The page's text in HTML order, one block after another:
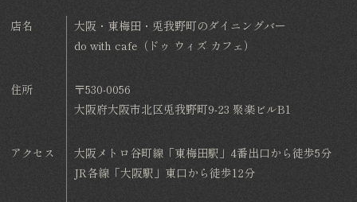
店名
大阪・東梅田・兎我野町のダイニングバー
do with cafe（ドゥ ウィズ カフェ）
住所
〒530-0056
大阪府大阪市北区兎我野町9-23 聚楽ビルB1
アクセス
大阪メトロ谷町線「東梅田駅」4番出口から徒歩5分
JR各線「大阪駅」東口から徒歩12分